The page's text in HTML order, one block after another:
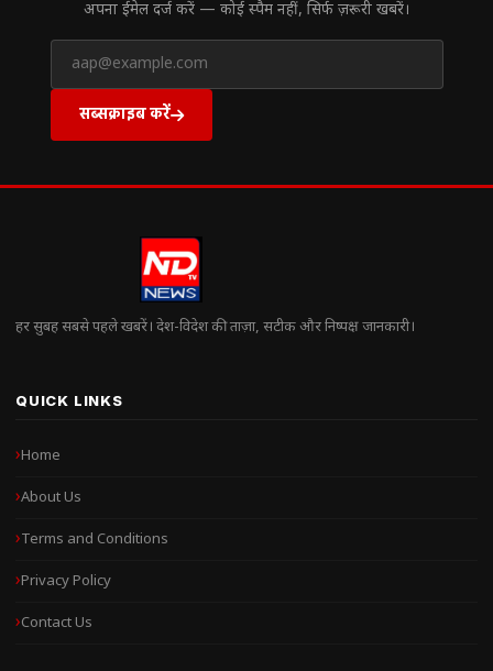
अपना ईमेल दर्ज करें — कोई स्पैम नहीं, सिर्फ ज़रूरी खबरें।
सब्सक्राइब करें
हर सुबह सबसे पहले खबरें। देश-विदेश की ताज़ा, सटीक और निष्पक्ष जानकारी।
QUICK LINKS
Home
About Us
Terms and Conditions
Privacy Policy
Contact Us